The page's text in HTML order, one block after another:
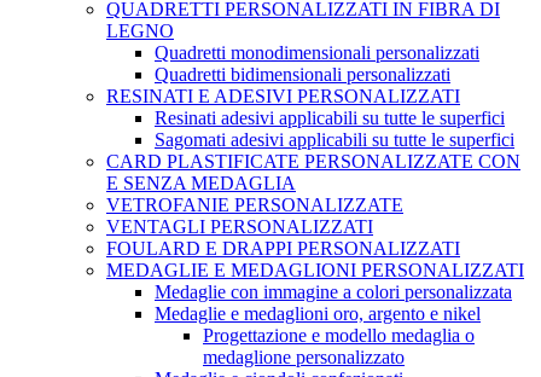
QUADRETTI PERSONALIZZATI IN FIBRA DI
LEGNO
Quadretti monodimensionali personalizzati
Quadretti bidimensionali personalizzati
RESINATI E ADESIVI PERSONALIZZATI
Resinati adesivi applicabili su tutte le superfici
Sagomati adesivi applicabili su tutte le superfici
CARD PLASTIFICATE PERSONALIZZATE CON
E SENZA MEDAGLIA
VETROFANIE PERSONALIZZATE
VENTAGLI PERSONALIZZATI
FOULARD E DRAPPI PERSONALIZZATI
MEDAGLIE E MEDAGLIONI PERSONALIZZATI
Medaglie con immagine a colori personalizzata
Medaglie e medaglioni oro, argento e nikel
Progettazione e modello medaglia o
medaglione personalizzato